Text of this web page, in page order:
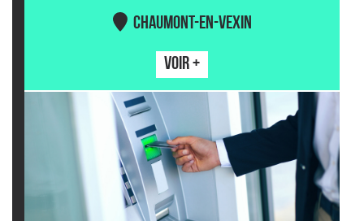
CHAUMONT-EN-VEXIN
VOIR +